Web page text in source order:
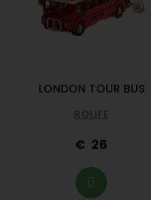
LONDON TOUR BUS
ROLIFE
26